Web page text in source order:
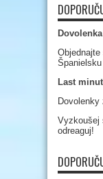
Španielsku
Last
Vyzkoušej
odreaguj!